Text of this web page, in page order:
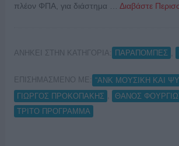
πλέον ΦΠΑ, για διάστημα … Διαβάστε
ΑΝΗΚΕΙ ΣΤΗΝ ΚΑΤΗΓΟΡΙΑ: ΠΑΡΑΠΟΜΠΕΣ
ΕΠΙΣΗΜΑΣΜΕΝΟ ΜΕ: “ΑΝΚ ΜΟΥΣΙΚΗ ΚΑΙ
ΓΙΩΡΓΟΣ ΠΡΟΚΟΠΑΚΗΣ
ΘΑΝΟΣ
ΤΡΙΤΟ ΠΡΟΓΡΑΜΜΑ